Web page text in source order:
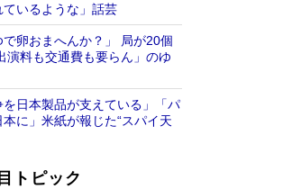
いるような」話芸
卵おまへんか？」 局が20個
料も交通費も要らん」のゆ
を日本製品が支えている」「パ
に」米紙が報じた“スパイ天
トピック